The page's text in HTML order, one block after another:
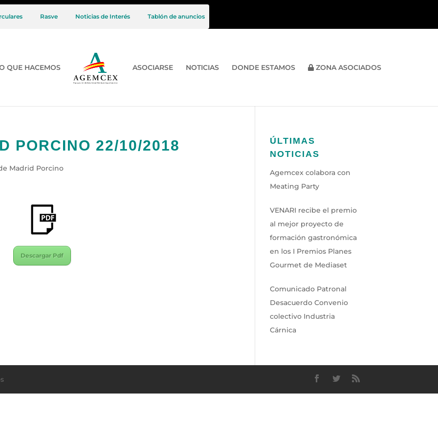
Rasve Noticias de Interés Tablón de anuncios
QUE HACEMOS ASOCIARSE NOTICIAS DONDE ESTAMOS ZONA ASOCIADOS
PORCINO 22/10/2018
Madrid Porcino
Descargar Pdf
ÚLTIMAS
NOTICIAS
Agemcex colabora con
Meating Party
VENARI recibe el premio
al mejor proyecto de
formación gastronómica
en los I Premios Planes
Gourmet de Mediaset
Comunicado Patronal
Desacuerdo Convenio
colectivo Industria
Cárnica